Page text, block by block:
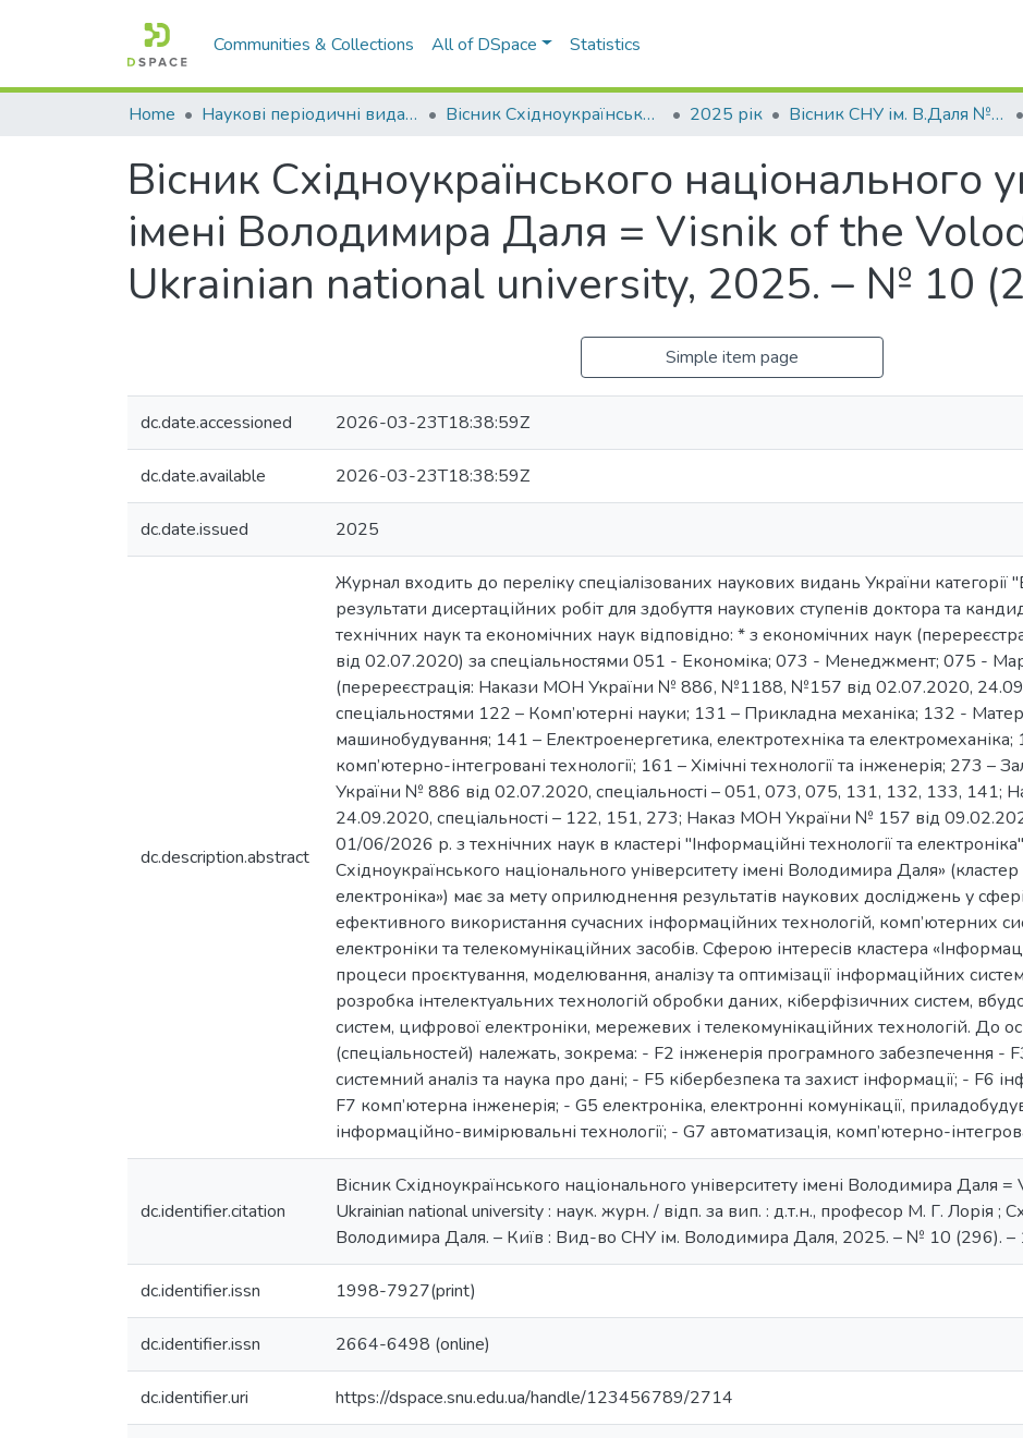
Communities & Collections All of DSpace Statistics
Home Наукові періодичні видання СНУ ім. В. Даля Вісник Східноукраїнського національного університету імені В. Даля 2025 рік Вісник СНУ ім. В.Даля № 10 (296) 2025
Вісник Східноукраїнського національного
імені Володимира Даля = Visnik of the
Ukrainian national university, 2025. – № 10
Simple item page
dc.date.accessioned 2026-03-23T18:38:59Z
dc.date.available 2026-03-23T18:38:59Z
dc.date.issued 2025
dc.description.abstract
Журнал входить до переліку спеціалізованих наукових видань України категорії
результати дисертаційних робіт для здобуття наукових ступенів доктора та
технічних наук та економічних наук відповідно: * з економічних наук
від 02.07.2020) за спеціальностями 051 - Економіка; 073 - Менеджмент; 075 -
(перереєстрація: Накази МОН України № 886, №1188, №157 від 02.07.2020,
спеціальностями 122 – Комп’ютерні науки; 131 – Прикладна механіка; 132 -
машинобудування; 141 – Електроенергетика, електротехніка та електромеханіка;
комп’ютерно-інтегровані технології; 161 – Хімічні технології та інженерія; 273
України № 886 від 02.07.2020, спеціальності – 051, 073, 075, 131, 132, 133,
24.09.2020, спеціальності – 122, 151, 273; Наказ МОН України № 157 від
01/06/2026 р. з технічних наук в кластері "Інформаційні технології та
Східноукраїнського національного університету імені Володимира Даля» (кластер
електроніка») має за мету оприлюднення результатів наукових досліджень у
ефективного використання сучасних інформаційних технологій, комп’ютерних
електроніки та телекомунікаційних засобів. Сферою інтересів кластера
процеси проєктування, моделювання, аналізу та оптимізації інформаційних
розробка інтелектуальних технологій обробки даних, кіберфізичних систем,
систем, цифрової електроніки, мережевих і телекомунікаційних технологій. До
(спеціальностей) належать, зокрема: - F2 інженерія програмного забезпечення -
системний аналіз та наука про дані; - F5 кібербезпека та захист інформації; - F6
F7 комп’ютерна інженерія; - G5 електроніка, електронні комунікації,
інформаційно-вимірювальні технології; - G7 автоматизація, комп’ютерно-
dc.identifier.citation
Вісник Східноукраїнського національного університету імені Володимира Даля
Ukrainian national university : наук. журн. / відп. за вип. : д.т.н., професор М. Г. Лорія ;
Володимира Даля. – Київ : Вид-во СНУ ім. Володимира Даля, 2025. – № 10 (296). –
dc.identifier.issn 1998-7927(print)
dc.identifier.issn 2664-6498 (online)
dc.identifier.uri https://dspace.snu.edu.ua/handle/123456789/2714